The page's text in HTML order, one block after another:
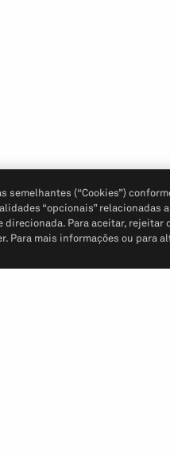
(“Cookies”)
“opcionais” relacionadas
Para aceitar, rejeitar
Para mais informações ou para